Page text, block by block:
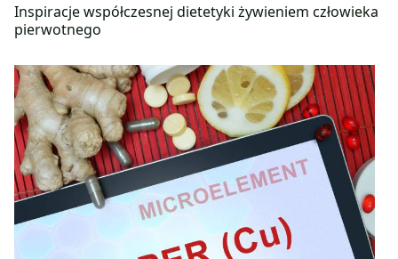
Inspiracje współczesnej dietetyki żywieniem człowieka
pierwotnego